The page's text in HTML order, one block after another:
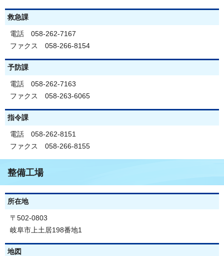
救急課
電話 058-262-7167
ファクス 058-266-8154
予防課
電話 058-262-7163
ファクス 058-263-6065
指令課
電話 058-262-8151
ファクス 058-266-8155
整備工場
所在地
〒502-0803
岐阜市上土居198番地1
地図